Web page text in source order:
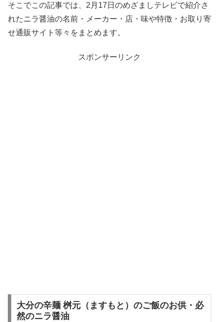
そこでこの記事では、2月17日のめざましテレビで紹介さ
れたニラ醤油の名前・メーカー・店・味や特徴・お取り寄
せ通販サイト等々をまとめます。
スポンサーリンク
大分の辛麺 桝元（ますもと）のご飯のお供・必
然のニラ醤油